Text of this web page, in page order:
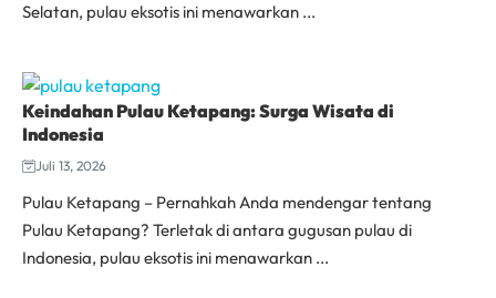
Selatan, pulau eksotis ini menawarkan ...
Keindahan Pulau Ketapang: Surga Wisata di
Indonesia
Juli 13, 2026
Pulau Ketapang – Pernahkah Anda mendengar tentang
Pulau Ketapang? Terletak di antara gugusan pulau di
Indonesia, pulau eksotis ini menawarkan ...